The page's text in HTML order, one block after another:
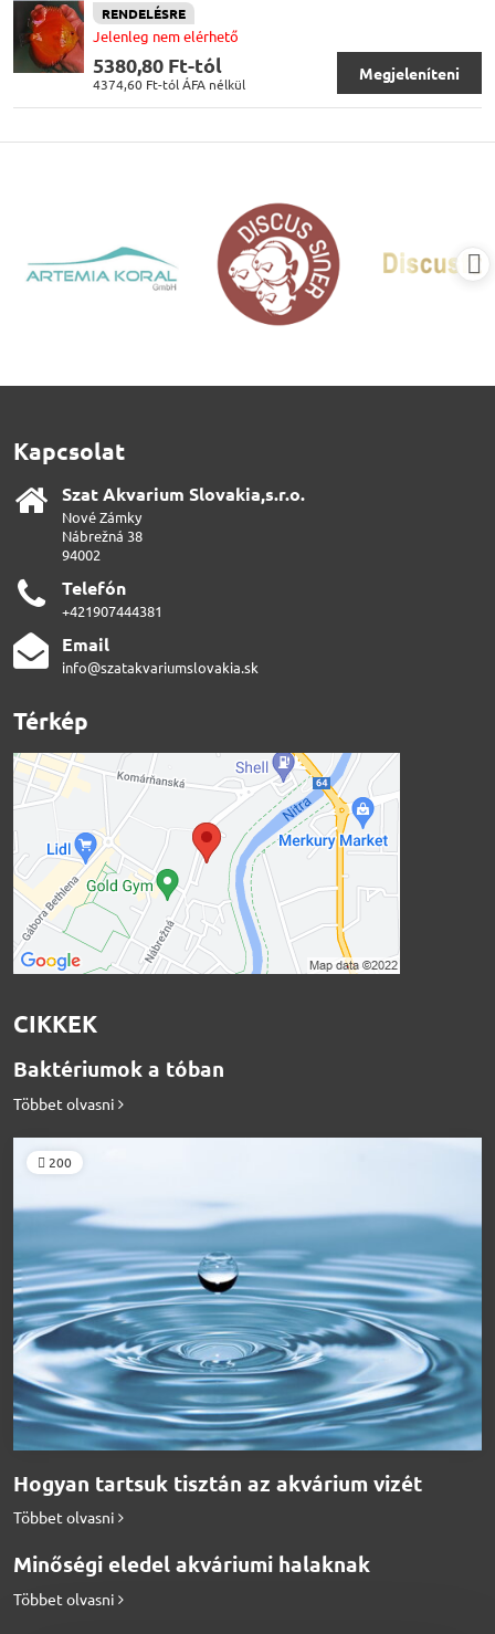
RENDELÉSRE
Jelenleg nem elérhető
5380,80 Ft-tól
4374,60 Ft-tólÁFA nélkül
Megjeleníteni
Kapcsolat
Szat Akvarium Slovakia,s​.r​.o​.
Nové Zámky
Nábrežná 38
94002
Telefón
+421907444381
Email
info@szatakvariumslovakia.sk
Térkép
CIKKEK
Baktériumok a tóban
Többet olvasni
200
Hogyan tartsuk tisztán az akvárium vizét
Többet olvasni
Minőségi eledel akváriumi halaknak
Többet olvasni